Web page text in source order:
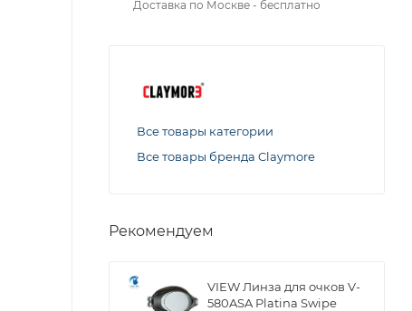
Доставка по Москве - бесплатно
Все товары категории
Все товары бренда Claymore
Рекомендуем
VIEW Линза для очков V-
580ASA Platina Swipe